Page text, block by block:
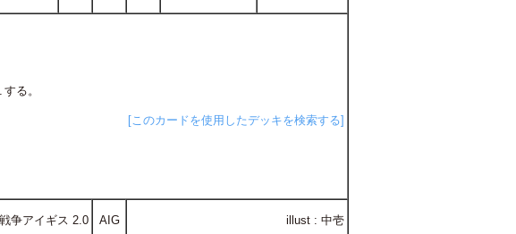
る。
[このカードを使用したデッキを検索する]
争アイギス 2.0 AIG illust : 中壱